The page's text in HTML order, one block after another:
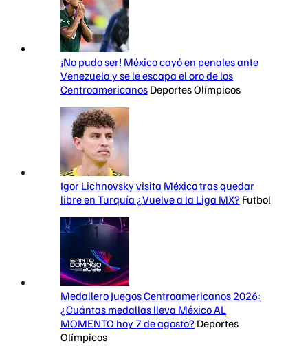
¡No pudo ser! México cayó en penales ante
Venezuela y se le escapa el oro de los
Centroamericanos Deportes Olímpicos
Igor Lichnovsky visita México tras quedar
libre en Turquía ¿Vuelve a la Liga MX? Futbol
Medallero Juegos Centroamericanos 2026:
¿Cuántas medallas lleva México AL
MOMENTO hoy 7 de agosto? Deportes
Olímpicos